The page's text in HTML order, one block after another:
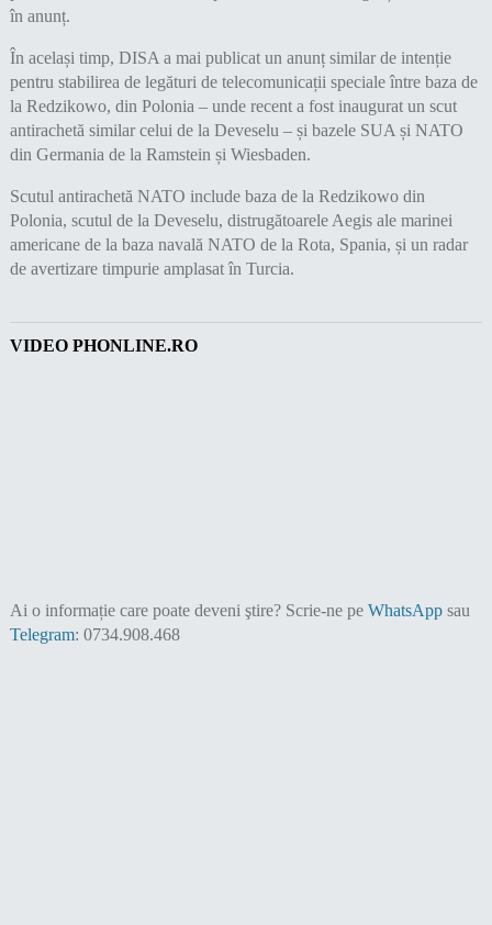
în anunț.
În același timp, DISA a mai publicat un anunț similar de intenție
pentru stabilirea de legături de telecomunicații speciale între baza de
la Redzikowo, din Polonia – unde recent a fost inaugurat un scut
antirachetă similar celui de la Deveselu – și bazele SUA și NATO
din Germania de la Ramstein și Wiesbaden.
Scutul antirachetă NATO include baza de la Redzikowo din
Polonia, scutul de la Deveselu, distrugătoarele Aegis ale marinei
americane de la baza navală NATO de la Rota, Spania, și un radar
de avertizare timpurie amplasat în Turcia.
VIDEO PHONLINE.RO
Ai o informație care poate deveni ştire? Scrie-ne pe WhatsAppsau
Telegram: 0734.908.468